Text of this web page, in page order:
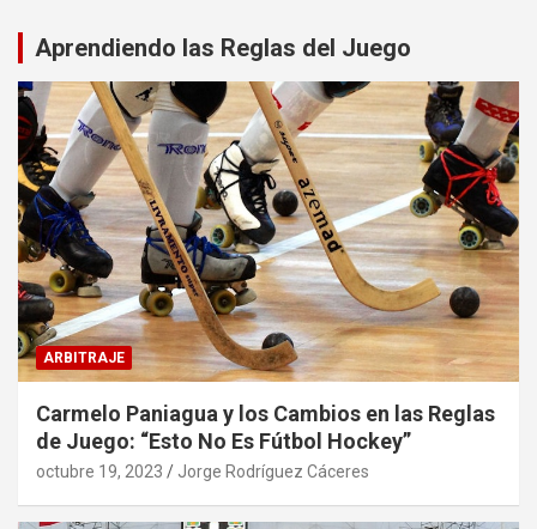
Aprendiendo las Reglas del Juego
ARBITRAJE
Carmelo Paniagua y los Cambios en las Reglas
de Juego: “Esto No Es Fútbol Hockey”
octubre 19, 2023 Jorge Rodríguez Cáceres